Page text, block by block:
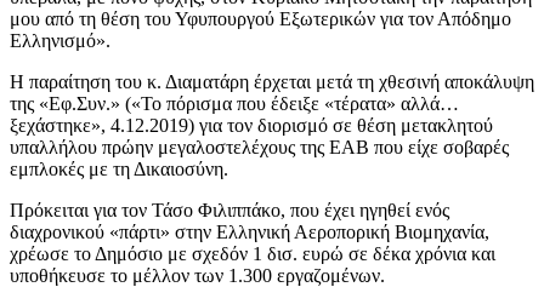
μου από τη θέση του Υφυπουργού Εξωτερικών για τον Απόδημο
Ελληνισμό».
Η παραίτηση του κ. Διαματάρη έρχεται μετά τη χθεσινή αποκάλυψη
της «Εφ.Συν.» («Το πόρισμα που έδειξε «τέρατα» αλλά…
ξεχάστηκε», 4.12.2019) για τον διορισμό σε θέση μετακλητού
υπαλλήλου πρώην μεγαλοστελέχους της ΕΑΒ που είχε σοβαρές
εμπλοκές με τη Δικαιοσύνη.
Πρόκειται για τον Τάσο Φιλιππάκο, που έχει ηγηθεί ενός
διαχρονικού «πάρτι» στην Ελληνική Αεροπορική Βιομηχανία,
χρέωσε το Δημόσιο με σχεδόν 1 δισ. ευρώ σε δέκα χρόνια και
υποθήκευσε το μέλλον των 1.300 εργαζομένων.